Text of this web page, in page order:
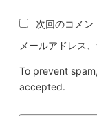
次回のコメン
メールアドレス
To prevent
accepted.